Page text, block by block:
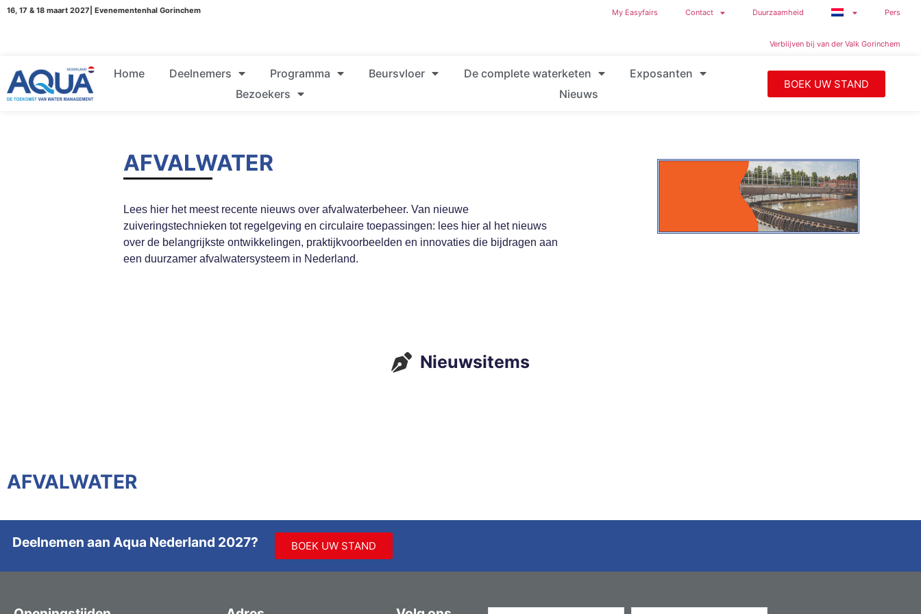
16, 17 & 18 maart 2027| Evenementenhal Gorinchem My Easyfairs Contact Duurzaamheid Pers
Verblijven bij van der Valk Gorinchem
Home Deelnemers Programma Beursvloer De complete waterketen
Exposanten
Bezoekers
Nieuws
BOEK UW STAND
AFVALWATER
Lees hier het meest recente nieuws over afvalwaterbeheer. Van nieuwe
zuiveringstechnieken tot regelgeving en circulaire toepassingen: lees hier al het nieuws
over de belangrijkste ontwikkelingen, praktijkvoorbeelden en innovaties die bijdragen aan
een duurzamer afvalwatersysteem in Nederland.
Nieuwsitems
AFVALWATER
Deelnemen aan Aqua Nederland 2027? BOEK UW STAND